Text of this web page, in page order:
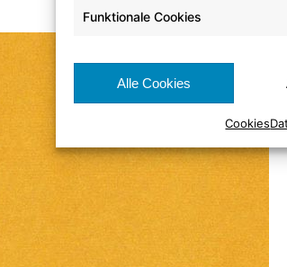
Funktionale Cookies
Alle Cookies
Cookies